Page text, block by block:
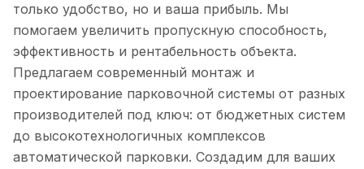
только удобство, но и ваша прибыль. Мы
помогаем увеличить пропускную способность,
эффективность и рентабельность объекта.
Предлагаем современный монтаж и
проектирование парковочной системы от разных
производителей под ключ: от бюджетных систем
до высокотехнологичных комплексов
автоматической парковки. Создадим для ваших